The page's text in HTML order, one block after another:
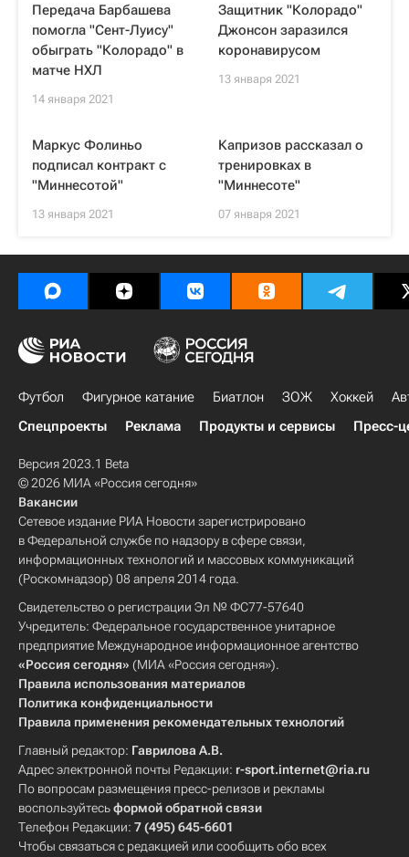
Передача Барбашева
помогла "Сент-Луису"
обыграть "Колорадо" в
матче НХЛ
14 января 2021
Защитник "Колорадо"
Джонсон заразился
коронавирусом
13 января 2021
Маркус Фолиньо
подписал контракт с
"Миннесотой"
13 января 2021
Капризов рассказал о
тренировках в
"Миннесоте"
07 января 2021
Футбол Фигурное катание Биатлон ЗОЖ Хоккей
Спецпроекты
Реклама Продукты и сервисы Пресс-
Версия 2023.1 Beta
© 2026 МИА «Россия сегодня»
Вакансии
Сетевое издание РИА Новости зарегистрировано
в Федеральной службе по надзору в сфере связи,
информационных технологий и массовых коммуникаций
(Роскомнадзор) 08 апреля 2014 года.
Свидетельство о регистрации Эл № ФС77-57640
Учредитель: Федеральное государственное унитарное
предприятие Международное информационное агентство
«Россия сегодня» (МИА «Россия сегодня»).
Правила использования материалов
Политика конфиденциальности
Правила применения рекомендательных технологий
Главный редактор: Гаврилова А.В.
Адрес электронной почты Редакции: r-sport.internet@ria.ru
По вопросам размещения пресс-релизов и рекламы
воспользуйтесьформой обратной связи
Телефон Редакции: 7 (495) 645-6601
Чтобы связаться с редакцией или сообщить обо всех